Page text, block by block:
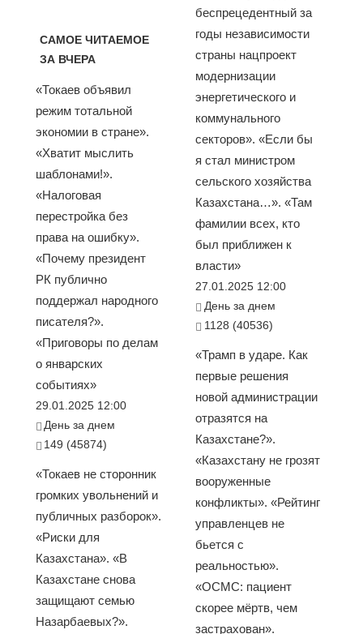
САМОЕ ЧИТАЕМОЕ
ЗА ВЧЕРА
«Токаев объявил
режим тотальной
экономии в стране».
«Хватит мыслить
шаблонами!».
«Налоговая
перестройка без
права на ошибку».
«Почему президент
РК публично
поддержал народного
писателя?».
«Приговоры по делам
о январских
событиях»
29.01.2025 12:00
День за днем
149 (45874)
«Токаев не сторонник
громких увольнений и
публичных разборок».
«Риски для
Казахстана». «В
Казахстане снова
защищают семью
Назарбаевых?».
беспрецедентный за
годы независимости
страны нацпроект
модернизации
энергетического и
коммунального
секторов». «Если бы
я стал министром
сельского хозяйства
Казахстана…». «Там
фамилии всех, кто
был приближен к
власти»
27.01.2025 12:00
День за днем
1128 (40536)
«Трамп в ударе. Как
первые решения
новой администрации
отразятся на
Казахстане?».
«Казахстану не грозят
вооруженные
конфликты». «Рейтинг
управленцев не
бьется с
реальностью».
«ОСМС: пациент
скорее мёртв, чем
застрахован».